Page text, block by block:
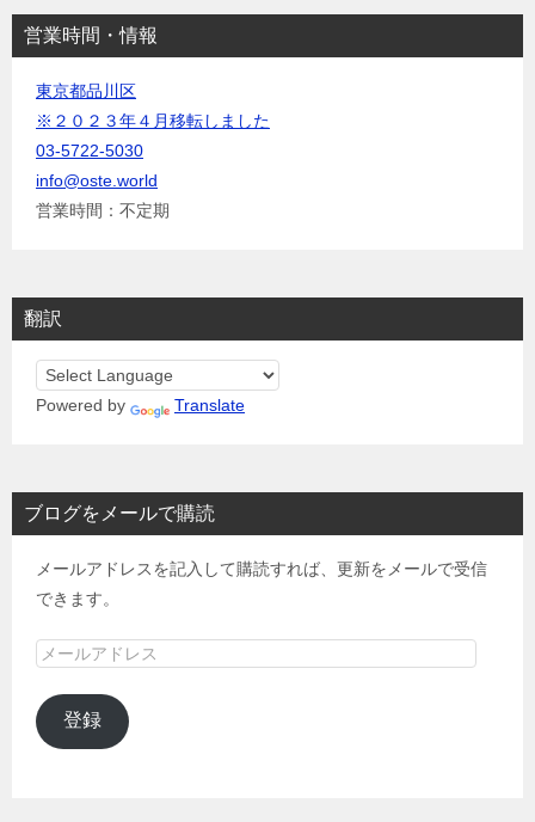
営業時間・情報
東京都品川区
※２０２３年４月移転しました
03-5722-5030
info@oste.world
営業時間：不定期
翻訳
Powered by Translate
ブログをメールで購読
メールアドレスを記入して購読すれば、更新をメールで受信
できます。
メ
ル
ア
登録